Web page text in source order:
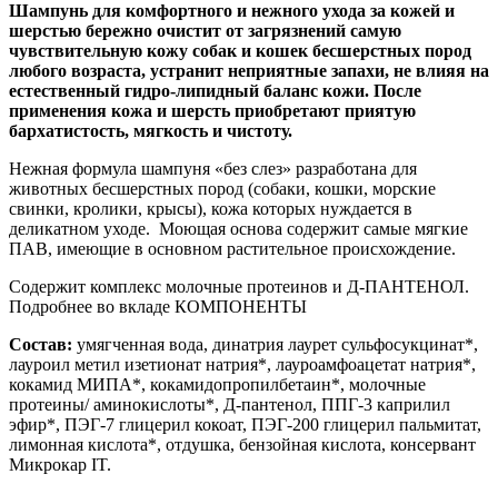
Шампунь для комфортного и нежного ухода за кожей и
шерстью бережно очистит от загрязнений самую
чувствительную кожу собак и кошек бесшерстных пород
любого возраста, устранит неприятные запахи, не влияя на
естественный гидро-липидный баланс кожи. После
применения кожа и шерсть приобретают приятую
бархатистость, мягкость и чистоту.
Нежная формула шампуня «без слез» разработана для
животных бесшерстных пород (собаки, кошки, морские
свинки, кролики, крысы), кожа которых нуждается в
деликатном уходе. Моющая основа содержит самые мягкие
ПАВ, имеющие в основном растительное происхождение.
Содержит комплекс молочные протеинов и Д-ПАНТЕНОЛ.
Подробнее во вкладе КОМПОНЕНТЫ
Состав: умягченная вода, динатрия лаурет сульфосукцинат*,
лауроил метил изетионат натрия*, лауроамфоацетат натрия*,
кокамид МИПА*, кокамидопропилбетаин*, молочные
протеины/ аминокислоты*, Д-пантенол, ППГ-3 каприлил
эфир*, ПЭГ-7 глицерил кокоат, ПЭГ-200 глицерил пальмитат,
лимонная кислота*, отдушка, бензойная кислота, консервант
Микрокар IT.